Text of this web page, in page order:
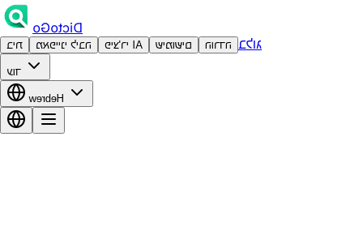
DictoGo
בית מאפייני ליבה פיצ'רי AI שימושים הורדה בלוג
עוד
Hebrew